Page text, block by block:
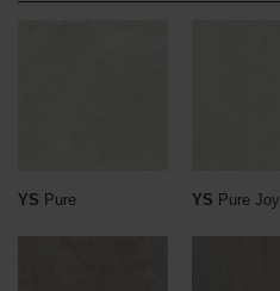
YS Pure YS Pure Joy